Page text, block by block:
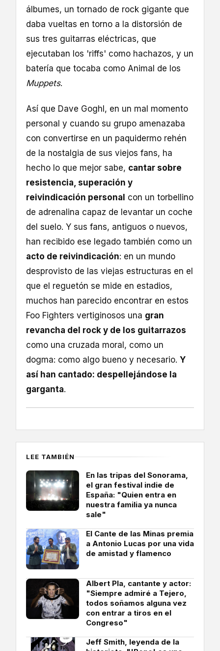
álbumes, un tornado de rock gigante que
daba vueltas en torno a la distorsión de
sus tres guitarras eléctricas, que
ejecutaban los 'riffs' como hachazos, y un
batería que tocaba como Animal de los
Muppets.
Así que Dave Goghl, en un mal momento
personal y cuando su grupo amenazaba
con convertirse en un paquidermo rehén
de la nostalgia de sus viejos fans, ha
hecho lo que mejor sabe, cantar sobre
resistencia, superación y
reivindicación personal con un torbellino
de adrenalina capaz de levantar un coche
del suelo. Y sus fans, antiguos o nuevos,
han recibido ese legado también como un
acto de reivindicación: en un mundo
desprovisto de las viejas estructuras en el
que el reguetón se mide en estadios,
muchos han parecido encontrar en estos
Foo Fighters vertiginosos una gran
revancha del rock y de los guitarrazos
como una cruzada moral, como un
dogma: como algo bueno y necesario. Y
así han cantado: despellejándose la
garganta.
LEE TAMBIÉN
En las tripas del Sonorama,
el gran festival indie de
España: "Quien entra en
nuestra familia ya nunca
sale"
El Cante de las Minas premia
a Antonio Lucas por una vida
de amistad y flamenco
Albert Pla, cantante y actor:
"Siempre admiré a Tejero,
todos soñamos alguna vez
con entrar a tiros en el
Congreso"
Jeff Smith, leyenda de la